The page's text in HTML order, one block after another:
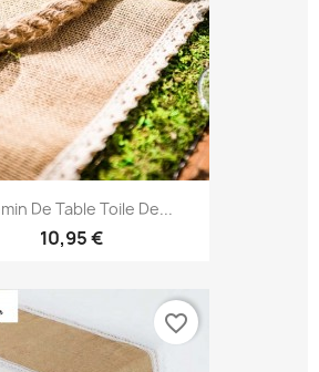
De Table Toile De...
10,95 €
favorite_border